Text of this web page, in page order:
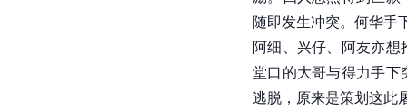
随即发生冲突。何华手
阿细、兴仔、阿友亦
堂口的大哥与得力手下
逃脱，原来是策划这此